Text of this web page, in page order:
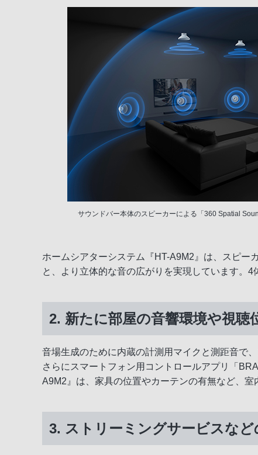
サウンドバー本体のスピーカーによる「360 Spatial
ホームシアターシステム『HT-A9M2』は、スピー
と、より立体的な音の広がりを実現しています。
2. 新たに部屋の音響環境や視聴
音場生成のために内蔵の計測用マイクと測距音で
さらにスマートフォン用コントロールアプリ「
A9M2』は、家具の位置やカーテンの有無など、
3. ストリーミングサービスな